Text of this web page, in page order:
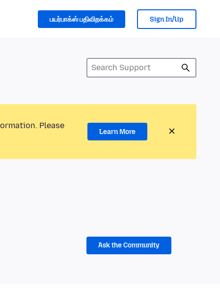
பயர்பாக்ஸ் பதிவிறக்கம் Sign In/Up
Please
Learn More
Ask the Community